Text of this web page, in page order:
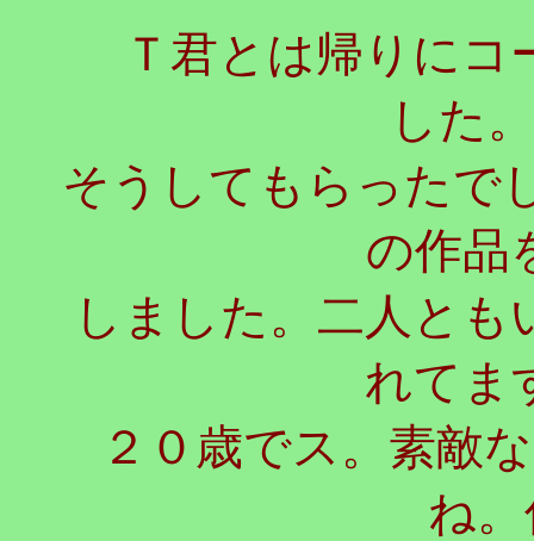
Ｔ君とは帰りにコ
した
そうしてもらったで
の作品
しました。二人と
れてま
２０歳でス。素敵
ね